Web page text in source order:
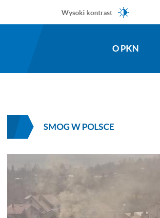
Wysoki kontrast
O PKN
SMOG W POLSCE